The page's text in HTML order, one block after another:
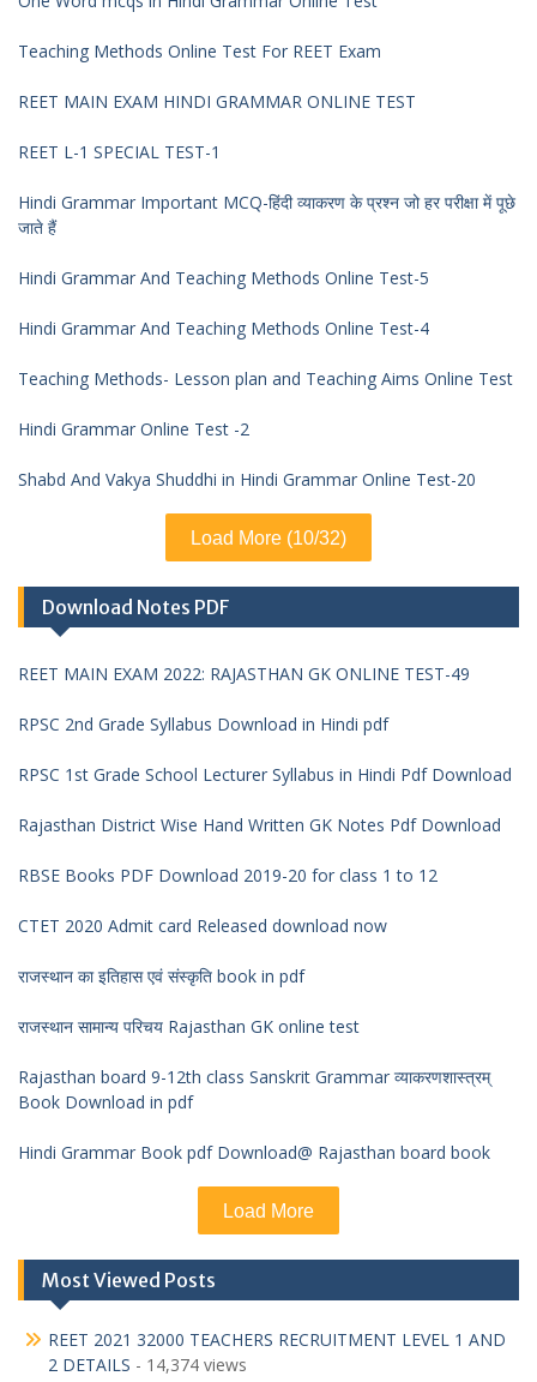
Teaching Methods Online Test For REET Exam
REET MAIN EXAM HINDI GRAMMAR ONLINE TEST
REET L-1 SPECIAL TEST-1
Hindi Grammar Important MCQ-हिंदी व्याकरण के प्रश्न जो हर परीक्षा में पूछे
जाते हैं
Hindi Grammar And Teaching Methods Online Test-5
Hindi Grammar And Teaching Methods Online Test-4
Teaching Methods- Lesson plan and Teaching Aims Online Test
Hindi Grammar Online Test -2
Shabd And Vakya Shuddhi in Hindi Grammar Online Test-20
Load More (10/32)
Download Notes PDF
REET MAIN EXAM 2022: RAJASTHAN GK ONLINE TEST-49
RPSC 2nd Grade Syllabus Download in Hindi pdf
RPSC 1st Grade School Lecturer Syllabus in Hindi Pdf Download
Rajasthan District Wise Hand Written GK Notes Pdf Download
RBSE Books PDF Download 2019-20 for class 1 to 12
CTET 2020 Admit card Released download now
राजस्थान का इतिहास एवं संस्कृति book in pdf
राजस्थान सामान्य परिचय Rajasthan GK online test
Rajasthan board 9-12th class Sanskrit Grammar व्याकरणशास्त्रम्
Book Download in pdf
Hindi Grammar Book pdf Download@ Rajasthan board book
Load More
Most Viewed Posts
REET 2021 32000 TEACHERS RECRUITMENT LEVEL 1 AND
2 DETAILS - 14,374 views